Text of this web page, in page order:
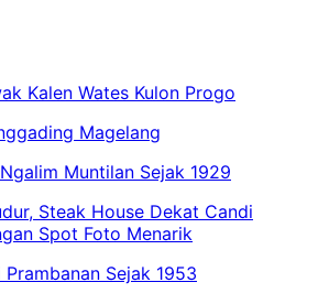
Kalen Wates Kulon Progo
Magelang
Muntilan Sejak 1929
Steak House Dekat Candi
Spot Foto Menarik
Sejak 1953